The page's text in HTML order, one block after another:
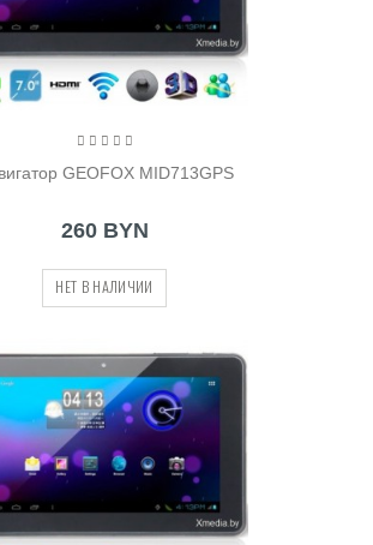
GEOFOX MID713GPS
260 BYN
НЕТ В НАЛИЧИИ